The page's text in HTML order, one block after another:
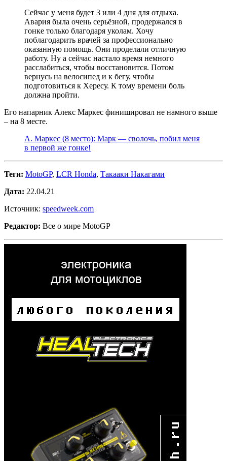
Сейчас у меня будет 3 или 4 дня для отдыха.
Авария была очень серьёзной, продержался в
гонке только благодаря уколам. Хочу
поблагодарить врачей за профессионально
оказанную помощь. Они проделали отличную
работу. Ну а сейчас настало время немного
расслабиться, чтобы восстановится. Потом
вернусь на велосипед и к бегу, чтобы
подготовиться к Хересу. К тому времени боль
должна пройти.
Его напарник Алекс Маркес финишировал не намного выше
– на 8 месте.
А. Маркес (8 место): Марк — сволочь, побил меня
в первой же гонке!
Теги: MotoGP, LCR Honda, Такааки Накагами
Дата: 22.04.21
Источник: speedweek.com
Редактор: Все о мире MotoGP